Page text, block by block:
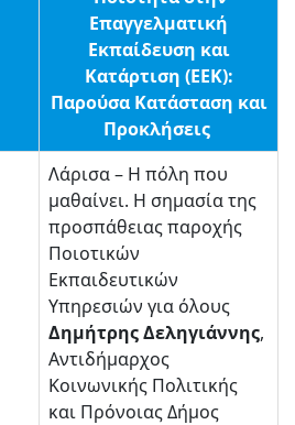
Επαγγελματική
Εκπαίδευση και
Κατάρτιση (ΕΕΚ):
Παρούσα Κατάσταση και
Προκλήσεις
Λάρισα – Η πόλη που
μαθαίνει. Η σημασία της
προσπάθειας παροχής
Ποιοτικών
Εκπαιδευτικών
Υπηρεσιών για όλους
Δημήτρης Δεληγιάννης,
Αντιδήμαρχος
Κοινωνικής Πολιτικής
και Πρόνοιας Δήμος